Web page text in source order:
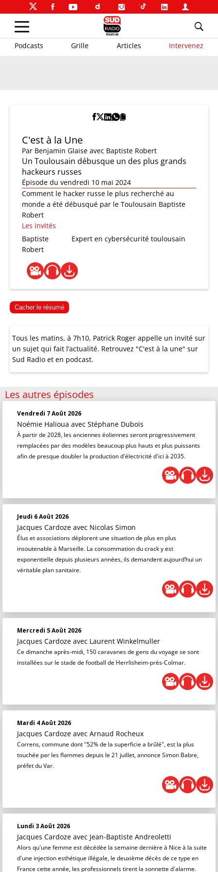
Podcasts Grille Articles Intervenez
C'est à la Une
Par Benjamin Glaise avec Baptiste Robert
Un Toulousain débusque un des plus grands
hackeurs russes
Épisode du vendredi 10 mai 2024
Comment le hacker russe le plus recherché au
monde a été débusqué par le Toulousain Baptiste
Robert
Les invités
Baptiste
Robert
Expert en cybersécurité toulousain
Cacher le résumé
Tous les matins, à 7h10, Patrick Roger appelle un invité sur
un sujet qui fait l’actualité. Retrouvez "C'est à la une" sur
Sud Radio et en podcast.
Les autres épisodes
Vendredi 7 Août 2026
Noémie Halioua avec Stéphane Dubois
À partir de 2028, les anciennes éoliennes seront progressivement
remplacées par des modèles beaucoup plus hauts et plus puissants
afin de presque doubler la production d'électricité d'ici à 2035.
Jeudi 6 Août 2026
Jacques Cardoze avec Nicolas Simon
Élus et associations déplorent une situation de plus en plus
insoutenable à Marseille. La consommation du crack y est
exponentielle depuis plusieurs années, ils demandent aujourd’hui un
véritable plan sanitaire.
Mercredi 5 Août 2026
Jacques Cardoze avec Laurent Winkelmuller
Ce dimanche après-midi, 150 caravanes de gens du voyage se sont
installées sur le stade de football de Herrlisheim-près-Colmar.
Mardi 4 Août 2026
Jacques Cardoze avec Arnaud Rocheux
Correns, commune dont "52% de la superficie a brûlé", est la plus
touchée par les flammes depuis le 21 juillet, annonce Simon Babre,
préfet du Var.
Lundi 3 Août 2026
Jacques Cardoze avec Jean-Baptiste Andreoletti
Alors qu'une femme est décédée la semaine dernière à Nice à la suite
d'une injection esthétique illégale, le deuxième décès de ce type en
France cette année, les professionnels tirent la sonnette d'alarme.